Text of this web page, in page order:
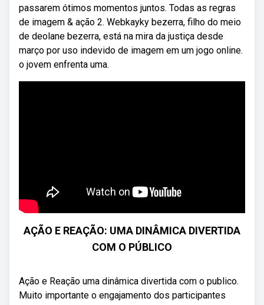
passarem ótimos momentos juntos. Todas as regras
de imagem & ação 2. Webkayky bezerra, filho do meio
de deolane bezerra, está na mira da justiça desde
março por uso indevido de imagem em um jogo online.
o jovem enfrenta uma.
AÇÃO E REAÇÃO: UMA DINÂMICA DIVERTIDA
COM O PÚBLICO
Ação e Reação uma dinâmica divertida com o publico.
Muito importante o engajamento dos participantes